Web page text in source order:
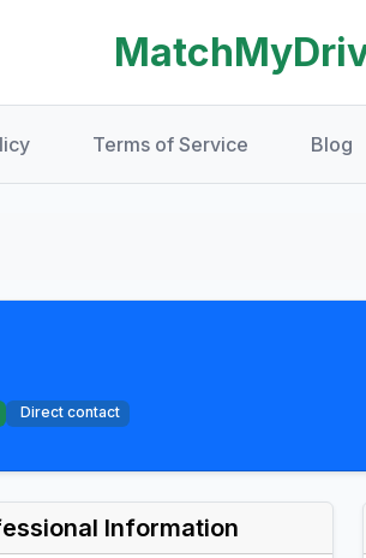
Terms of Service Blog
Direct contact
Information